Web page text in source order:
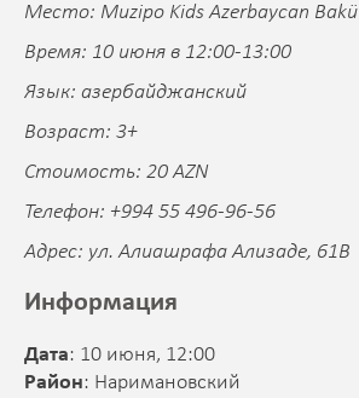
Место: Muzipo Kids Azerbaycan Bakü
Время: 10 июня в 12:00-13:00
Язык: азербайджанский
Возраст: 3+
Стоимость: 20 AZN
Телефон: +994 55 496-96-56
Адрес: ул. Алиашрафа Ализаде, 61B
Информация
Дата: 10 июня, 12:00
Район: Наримановский